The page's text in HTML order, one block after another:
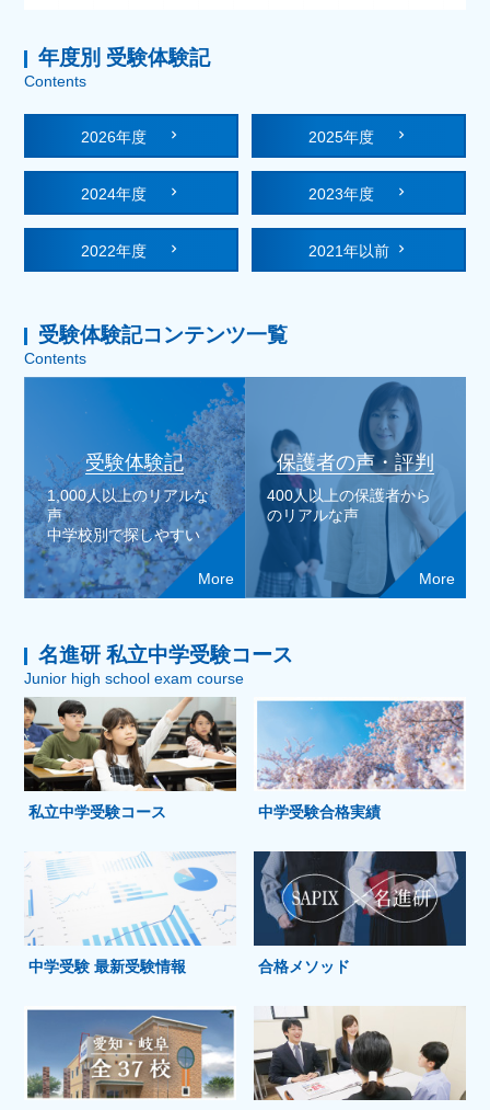
年度別 受験体験記
Contents
2026年度 2025年度
2024年度 2023年度
2022年度 2021年以前
受験体験記コンテンツ一覧
Contents
受験体験記
1,000人以上のリアルな
声
中学校別で探しやすい
More
保護者の声・評判
400人以上の保護者から
のリアルな声
More
名進研 私立中学受験コース
Junior high school exam course
私立中学受験コース 中学受験合格実績
中学受験 最新受験情報 合格メソッド